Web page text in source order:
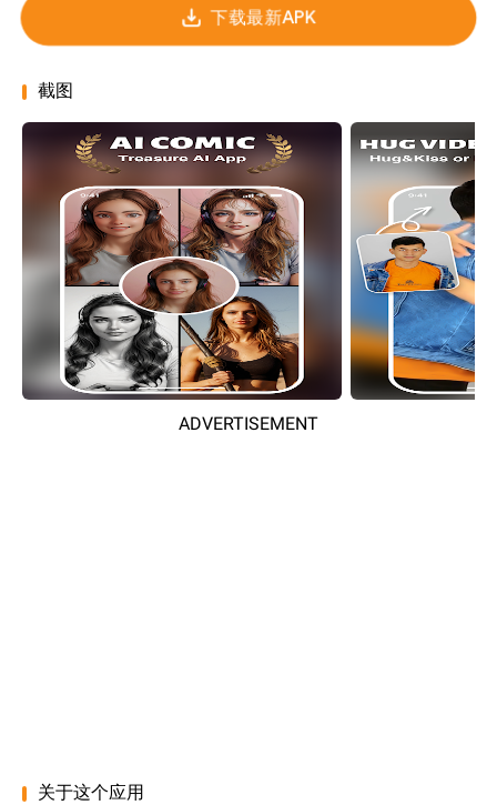
下载最新APK
截图
ADVERTISEMENT
关于这个应用